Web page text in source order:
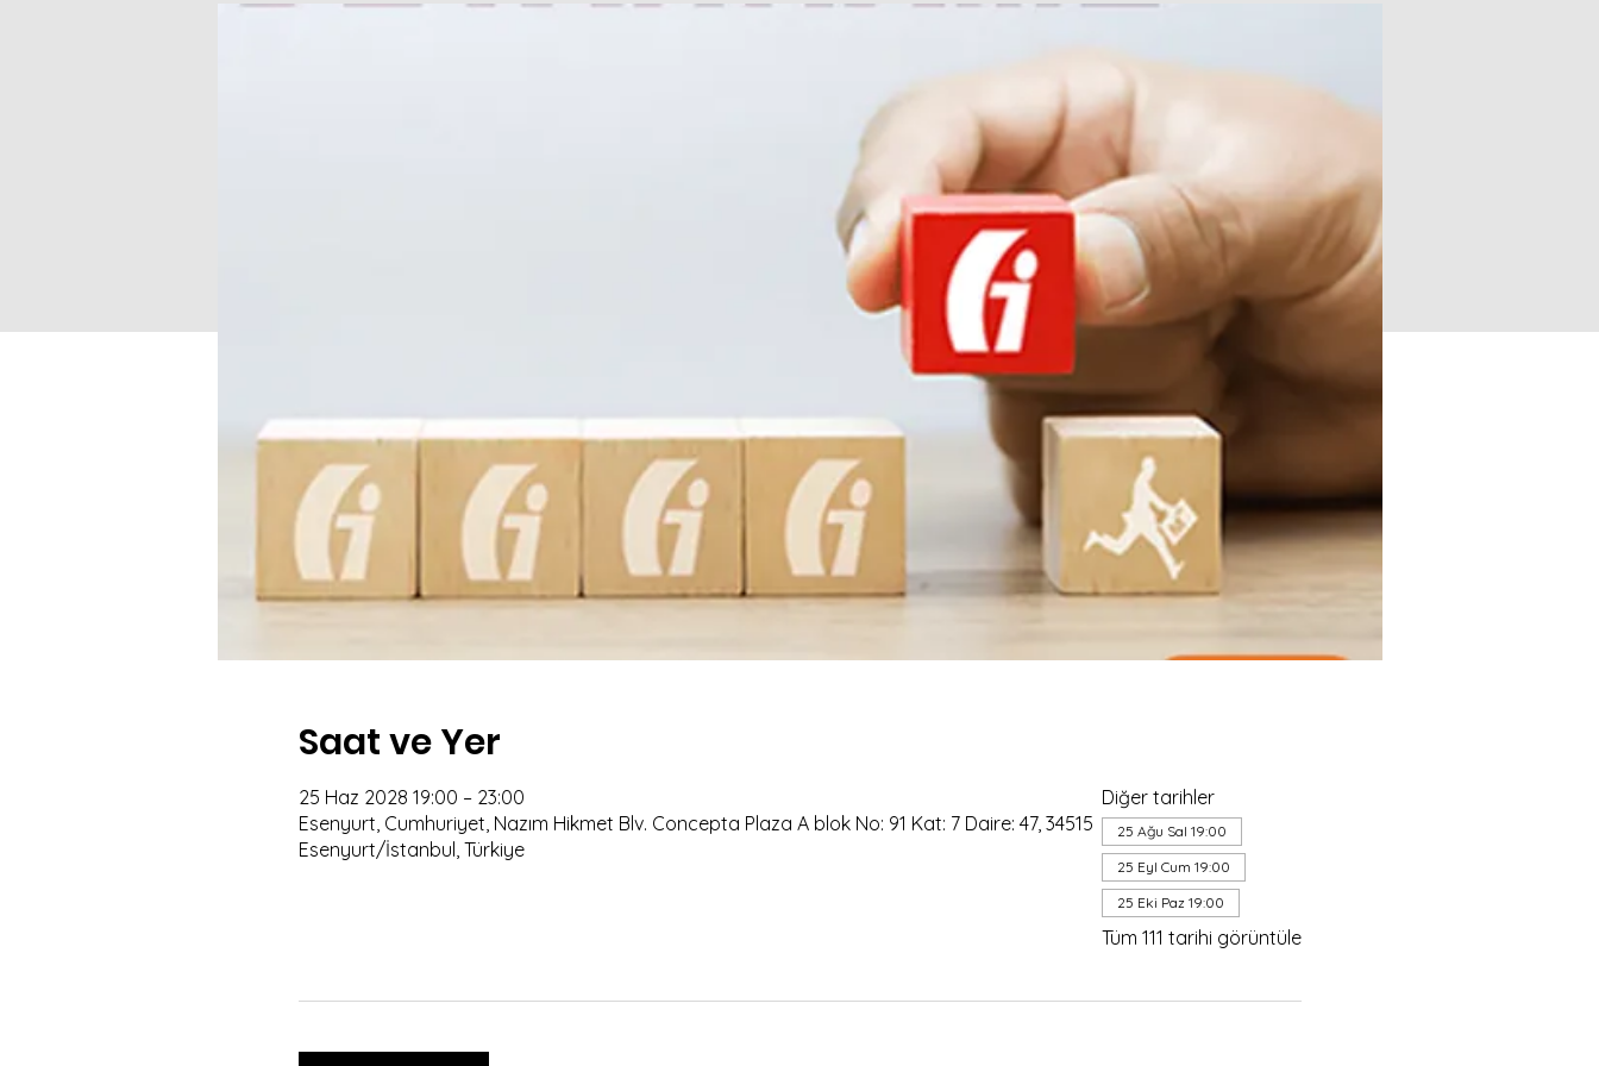
Saat ve Yer
25 Haz 2028 19:00 – 23:00
Esenyurt, Cumhuriyet, Nazım Hikmet Blv. Concepta Plaza A blok No: 91 Kat: 7 Daire: 47, 34515
Esenyurt/İstanbul, Türkiye
Diğer tarihler
25 Ağu Sal 19:00
25 Eyl Cum 19:00
25 Eki Paz 19:00
Tüm 111 tarihi görüntüle